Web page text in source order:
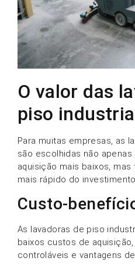
O valor das
piso
Para muitas empresas, as
são escolhidas não
aquisição mais baixos,
mais rápido do
Custo-
As lavadoras de piso
baixos custos de
controláveis e vantagens